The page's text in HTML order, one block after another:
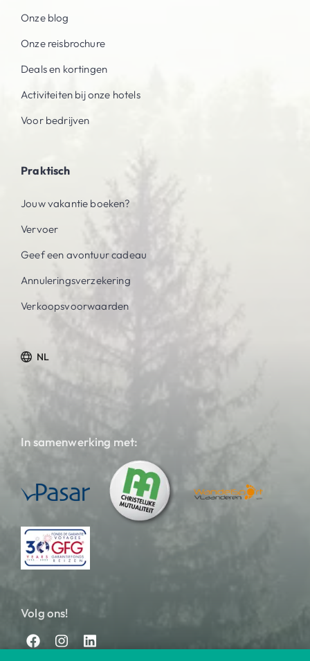
Onze blog
Onze reisbrochure
Deals en kortingen
Activiteiten bij onze hotels
Voor bedrijven
Praktisch
Jouw vakantie boeken?
Vervoer
Geef een avontuur cadeau
Annuleringsverzekering
Verkoopsvoorwaarden
NL
In samenwerking met:
Volg ons!